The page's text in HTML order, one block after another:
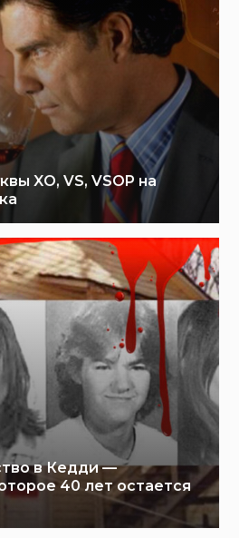
XO, VS, VSOP на
в Кедди —
40 лет остается